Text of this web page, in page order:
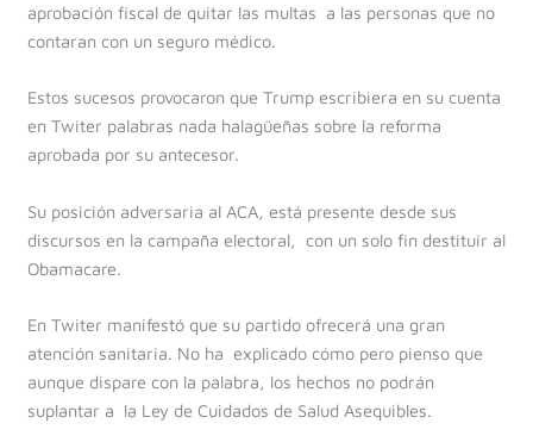
aprobación fiscal de quitar las multas a las personas que no
contaran con un seguro médico.
Estos sucesos provocaron que Trump escribiera en su cuenta
en Twiter palabras nada halagüeñas sobre la reforma
aprobada por su antecesor.
Su posición adversaria al ACA, está presente desde sus
discursos en la campaña electoral, con un solo fin destituir al
Obamacare.
En Twiter manifestó que su partido ofrecerá una gran
atención sanitaria. No ha explicado cómo pero pienso que
aunque dispare con la palabra, los hechos no podrán
suplantar a la Ley de Cuidados de Salud Asequibles.